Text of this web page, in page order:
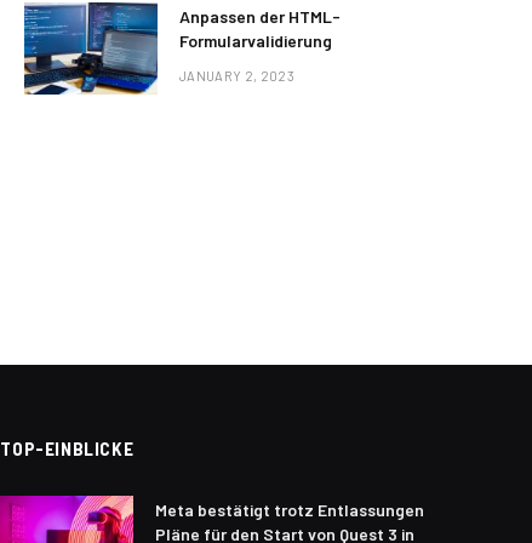
Anpassen der HTML-
Formularvalidierung
JANUARY 2, 2023
TOP-EINBLICKE
Meta bestätigt trotz Entlassungen
Pläne für den Start von Quest 3 in